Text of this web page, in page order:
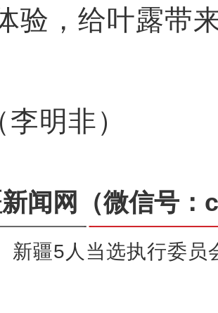
验，给叶露带
明非）
闻网 （微信号
新疆5人当选执行委员